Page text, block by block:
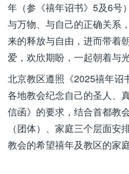
年（参《禧年诏书》5及6号
与万物、与自己的正确关系
来的释放与自由，进而带着
爱，欢欣期盼，一起朝着与
北京教区遵照《2025禧年诏
各地教会纪念自己的圣人、
信函》的要求，结合首都教
（团体）、家庭三个层面
教会的希望禧年及教区的家庭